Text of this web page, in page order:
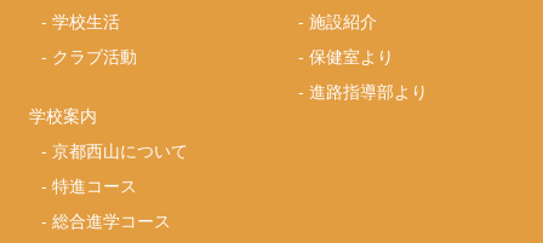
-学校生活
- クラブ活動
学校案内
-京都西山について
-特進コース
-総合進学コース
-施設紹介
-保健室より
-進路指導部より